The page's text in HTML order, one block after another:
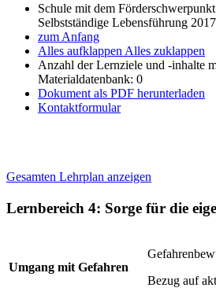
Schule mit dem
Selbstständige Lebensführung 2017
zum Anfang
Alles aufklappen Alles zuklappen
Anzahl der Lernziele und -inhalte
Materialdatenbank: 0
Dokument als PDF herunterladen
Kontaktformular
Gesamten Lehrplan anzeigen
Lernbereich 4: Sorge für die
Umgang mit Gefahren
Bezug auf